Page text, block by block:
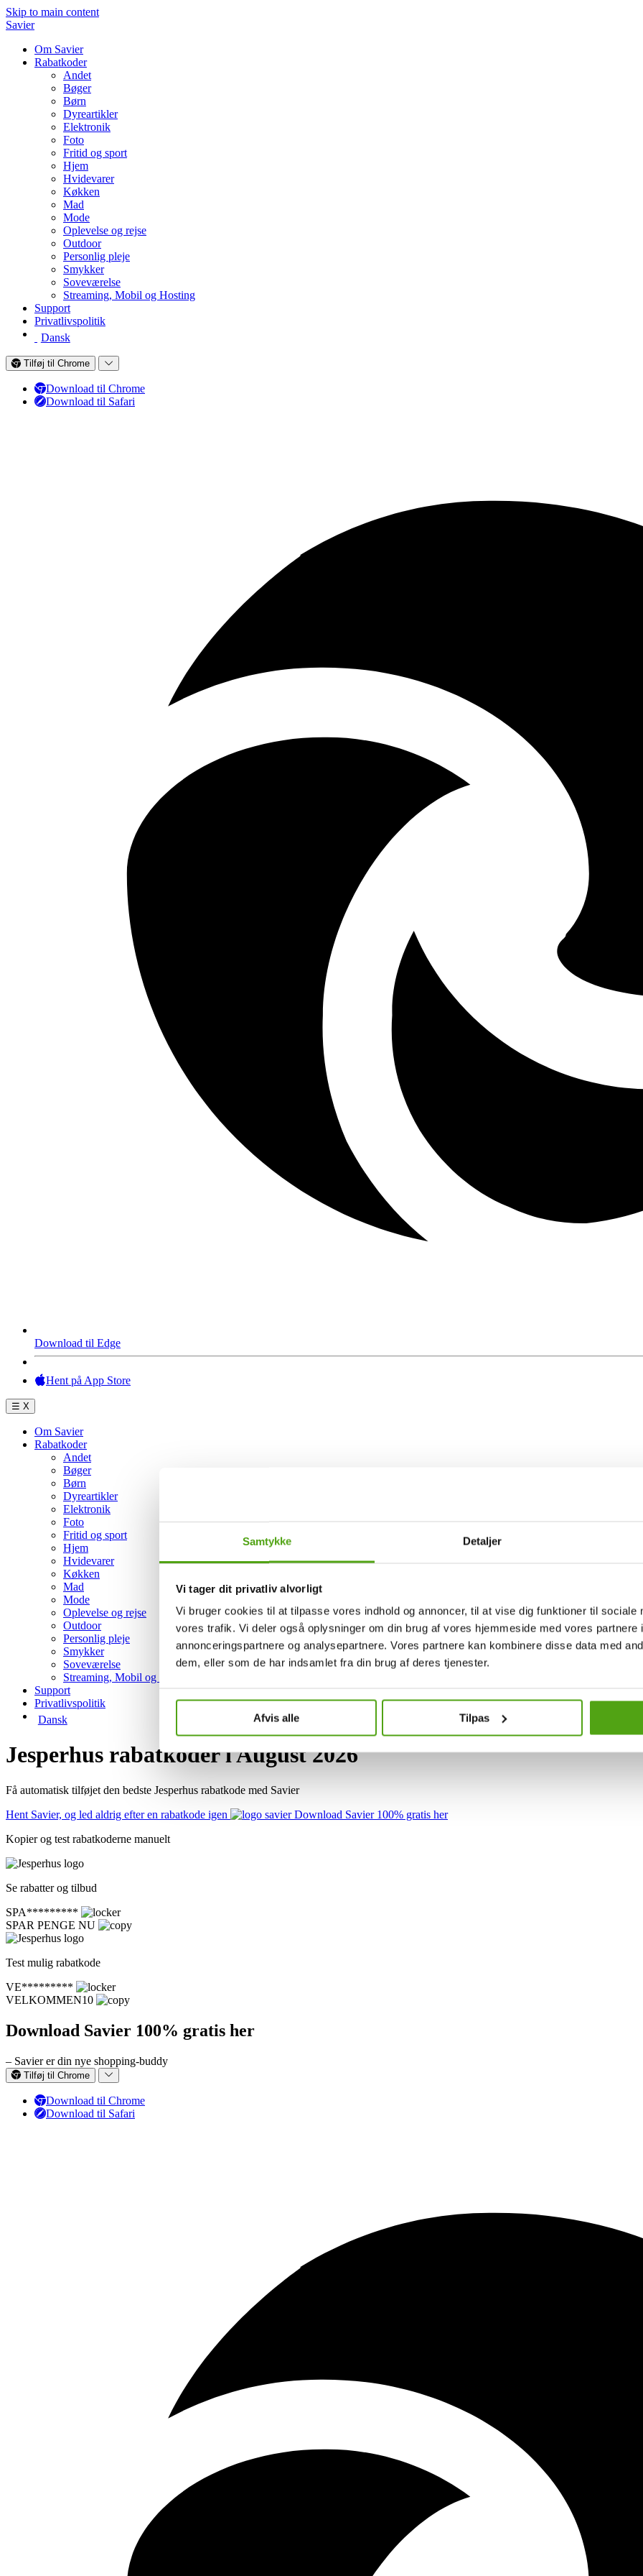
Samtykke Detaljer
Vi tager dit privatliv alvorligt
Vi bruger cookies til at tilpasse vores indhold og annoncer, til at vise dig funktioner til sociale
vores trafik. Vi deler også oplysninger om din brug af vores hjemmeside med vores partnere
annonceringspartnere og analysepartnere. Vores partnere kan kombinere disse data med
dem, eller som de har indsamlet fra din brug af deres tjenester.
Afvis alle Tilpas
Skip to main content
Savier
Om Savier
Rabatkoder
Andet
Bøger
Børn
Dyreartikler
Elektronik
Foto
Fritid og sport
Hjem
Hvidevarer
Køkken
Mad
Mode
Oplevelse og rejse
Outdoor
Personlig pleje
Smykker
Soveværelse
Streaming, Mobil og Hosting
Support
Privatlivspolitik
Dansk
Tilføj til Chrome
Download til Chrome
Download til Safari
Download til Edge
Hent på App Store
☰ X
Om Savier
Rabatkoder
Andet
Bøger
Børn
Dyreartikler
Elektronik
Foto
Fritid og sport
Hjem
Hvidevarer
Køkken
Mad
Mode
Oplevelse og rejse
Outdoor
Personlig pleje
Smykker
Soveværelse
Streaming, Mobil og Hosting
Support
Privatlivspolitik
Dansk
Jesperhus rabatkoder i August 2026
Få automatisk tilføjet den bedste Jesperhus rabatkode med Savier
Hent Savier, og led aldrig efter en rabatkode igen
Download Savier 100% gratis her
Kopier og test rabatkoderne manuelt
Se rabatter og tilbud
SPA*********
SPAR PENGE NU
Test mulig rabatkode
VE*********
VELKOMMEN10
Download Savier 100% gratis her
– Savier er din nye shopping-buddy
Tilføj til Chrome
Download til Chrome
Download til Safari